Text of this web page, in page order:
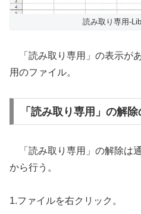
読み取り専用-
「読み取り専用」の表示が
用のファイル。
「読み取り専用」の解
「読み取り専用」の解除は
から行う。
1.ファイルを右クリック。